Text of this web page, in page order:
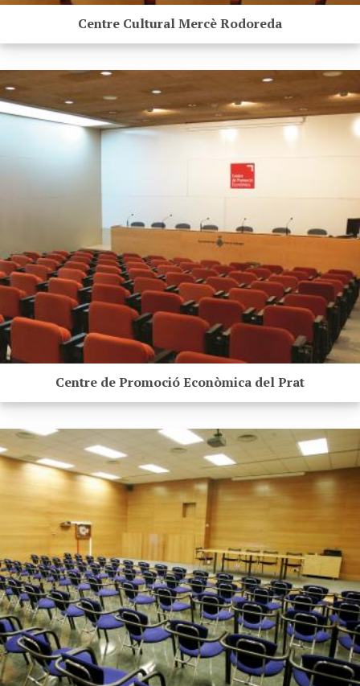
Centre Cultural Mercè Rodoreda
Centre de Promoció Econòmica del Prat